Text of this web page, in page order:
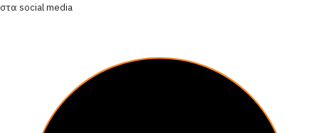
στα social media